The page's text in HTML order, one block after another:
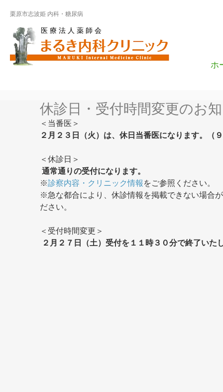
栗原市志波姫 内科・糖尿病
医 療 法 人 薬 師 会
ホ
休診日・受付時間変更のお
＜当番医＞
２月２３日（火）は、休日当番医になります。（
＜休診日＞
通常通りの受付になります。
※診察内容・クリニック情報 をご参照ください。
※急な都合により、休診情報を掲載できない場合
ださい。
＜受付時間変更＞
２月２７日（土）受付を１１時３０分で終了いた